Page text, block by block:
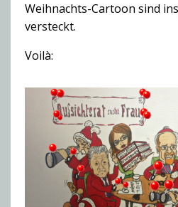
Weihnachts-Cartoon sind
versteckt.
Voilà: